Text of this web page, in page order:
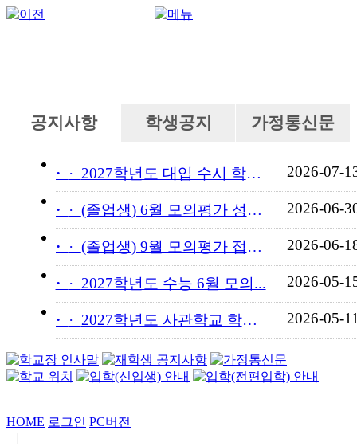
공지사항 학생공지 가정통신문
· 2027학년도 대입 수시 학교... 2026-07-
· (졸업생) 6월 모의평가 성적... 2026-06-
· (졸업생) 9월 모의평가 접수... 2026-06-
· 2027학년도 수능 6월 모의... 2026-05-
· 2027학년도 사관학교 학교장... 2026-05-
HOME 로그인 PC버전